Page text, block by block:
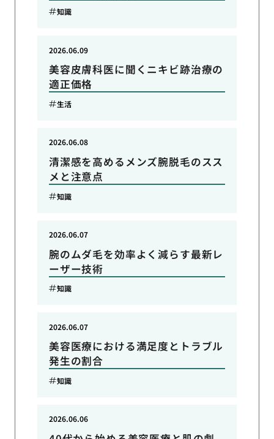
知識
美容皮膚科医に聞くニキビ跡治療の
適正価格
2026.06.09
生活
清潔感を高めるメンズ腕脱毛のスス
メと注意点
2026.06.08
知識
腕のムダ毛を効率よく減らす最新レ
ーザー技術
2026.06.07
知識
美容医療における満足度とトラブル
発生の割合
2026.06.07
知識
2026.06.06